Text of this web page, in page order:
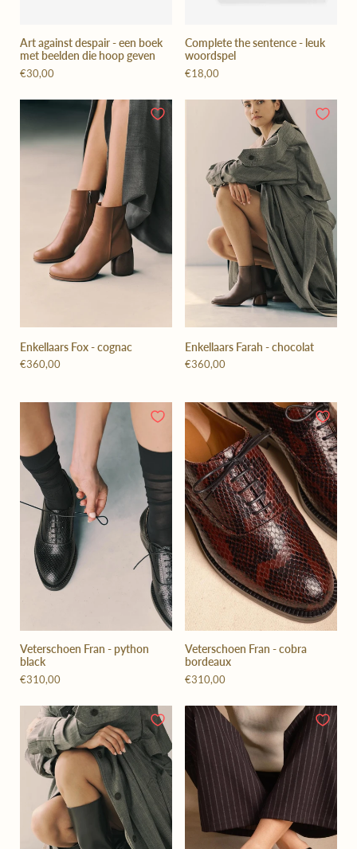
Art against despair - een boek
met beelden die hoop geven
€30,00
Complete the sentence - leuk
woordspel
€18,00
Enkellaars Fox - cognac
€360,00
Enkellaars Farah - chocolat
€360,00
Veterschoen Fran - python
black
€310,00
Veterschoen Fran - cobra
bordeaux
€310,00